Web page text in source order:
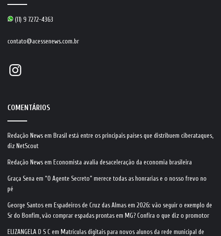
(11) 9 7272-4363
contato@acessenews.com.br
Instagram
COMENTÁRIOS
Redação News em Brasil está entre os principais países que distribuem ciberataques,
diz NetScout
Redação News em Economista avalia desaceleração da economia brasileira
Graça Sena em “O Agente Secreto” merece todas as honrarias e o nosso frevo no
pé
George Santos em Espadeiros de Cruz das Almas em 2026: vão seguir o exemplo de
Sr do Bonfim, vão comprar espadas prontas em MG? Confira o que diz o promotor
ELIZANGELA D S C em Matrículas digitais para novos alunos da rede municipal de